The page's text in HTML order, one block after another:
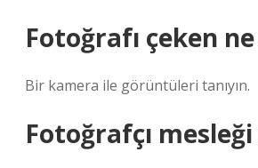
Fotoğrafı çeken
Bir kamera ile görüntüleri tanıyın.
Fotoğrafçı